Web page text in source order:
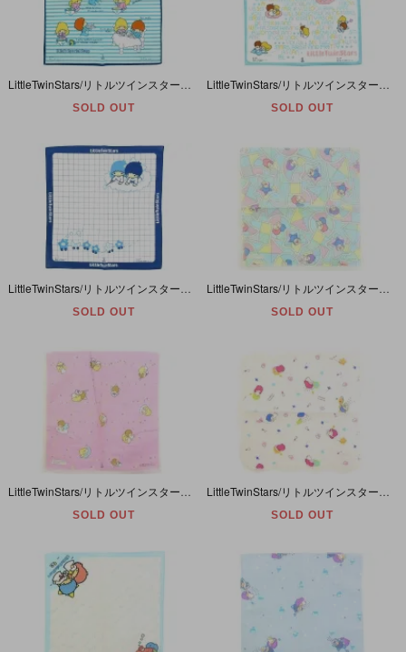
SOLD OUT SOLD OUT
SOLD OUT SOLD OUT
SOLD OUT SOLD OUT